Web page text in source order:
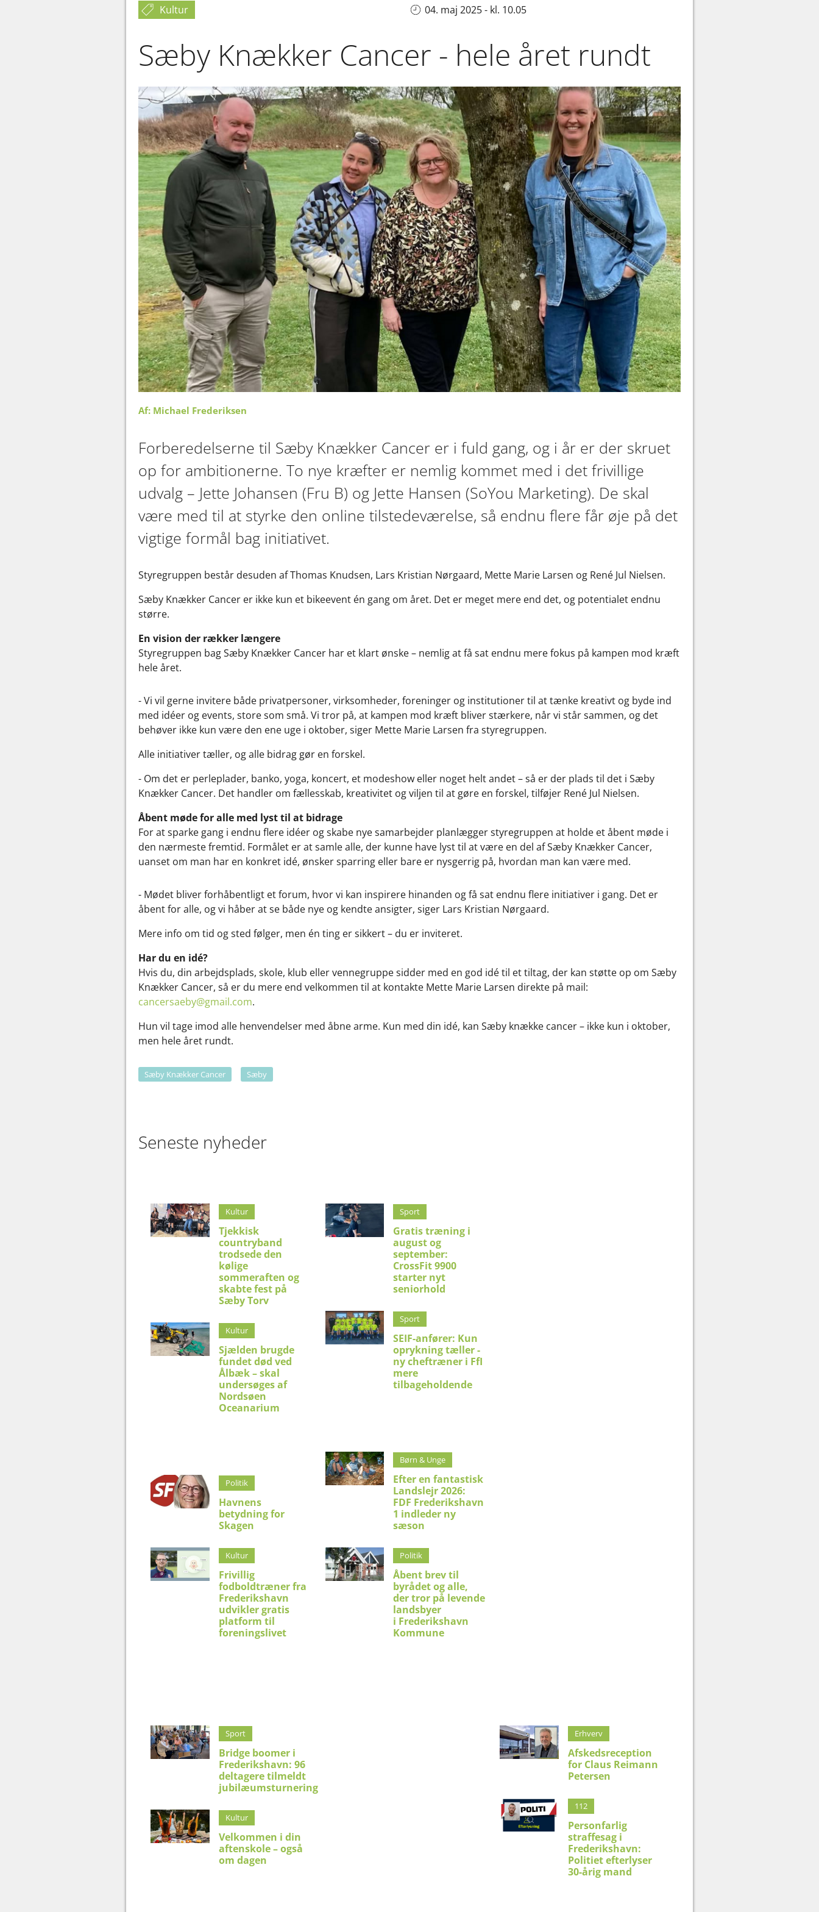
Kultur 04. maj 2025 - kl. 10.05
Sæby Knækker Cancer - hele året rundt
Af: Michael Frederiksen
Forberedelserne til Sæby Knækker Cancer er i fuld gang, og i år er der skruet
op for ambitionerne. To nye kræfter er nemlig kommet med i det frivillige
udvalg – Jette Johansen (Fru B) og Jette Hansen (SoYou Marketing). De skal
være med til at styrke den online tilstedeværelse, så endnu flere får øje på det
vigtige formål bag initiativet.
Styregruppen består desuden af Thomas Knudsen, Lars Kristian Nørgaard, Mette Marie Larsen og René Jul Nielsen.
Sæby Knækker Cancer er ikke kun et bikeevent én gang om året. Det er meget mere end det, og potentialet endnu
større.
En vision der rækker længere
Styregruppen bag Sæby Knækker Cancer har et klart ønske – nemlig at få sat endnu mere fokus på kampen mod kræft
hele året.
- Vi vil gerne invitere både privatpersoner, virksomheder, foreninger og institutioner til at tænke kreativt og byde ind
med idéer og events, store som små. Vi tror på, at kampen mod kræft bliver stærkere, når vi står sammen, og det
behøver ikke kun være den ene uge i oktober, siger Mette Marie Larsen fra styregruppen.
Alle initiativer tæller, og alle bidrag gør en forskel.
- Om det er perleplader, banko, yoga, koncert, et modeshow eller noget helt andet – så er der plads til det i Sæby
Knækker Cancer. Det handler om fællesskab, kreativitet og viljen til at gøre en forskel, tilføjer René Jul Nielsen.
Åbent møde for alle med lyst til at bidrage
For at sparke gang i endnu flere idéer og skabe nye samarbejder planlægger styregruppen at holde et åbent møde i
den nærmeste fremtid. Formålet er at samle alle, der kunne have lyst til at være en del af Sæby Knækker Cancer,
uanset om man har en konkret idé, ønsker sparring eller bare er nysgerrig på, hvordan man kan være med.
- Mødet bliver forhåbentligt et forum, hvor vi kan inspirere hinanden og få sat endnu flere initiativer i gang. Det er
åbent for alle, og vi håber at se både nye og kendte ansigter, siger Lars Kristian Nørgaard.
Mere info om tid og sted følger, men én ting er sikkert – du er inviteret.
Har du en idé?
Hvis du, din arbejdsplads, skole, klub eller vennegruppe sidder med en god idé til et tiltag, der kan støtte op om Sæby
Knækker Cancer, så er du mere end velkommen til at kontakte Mette Marie Larsen direkte på mail:
cancersaeby@gmail.com.
Hun vil tage imod alle henvendelser med åbne arme. Kun med din idé, kan Sæby knække cancer – ikke kun i oktober,
men hele året rundt.
Sæby Knækker Cancer Sæby
Seneste nyheder
Kultur
Tjekkisk
countryband
trodsede den
kølige
sommeraften og
skabte fest på
Sæby Torv
Kultur
Sjælden brugde
fundet død ved
Ålbæk – skal
undersøges af
Nordsøen
Oceanarium
Politik
Havnens
betydning for
Skagen
Kultur
Frivillig
fodboldtræner fra
Frederikshavn
udvikler gratis
platform til
foreningslivet
Sport
Gratis træning i
august og
september:
CrossFit 9900
starter nyt
seniorhold
Sport
SEIF-anfører: Kun
oprykning tæller -
ny cheftræner i FfI
mere
tilbageholdende
Børn & Unge
Efter en fantastisk
Landslejr 2026:
FDF Frederikshavn
1 indleder ny
sæson
Politik
Åbent brev til
byrådet og alle,
der tror på levende
landsbyer
i Frederikshavn
Kommune
Sport
Bridge boomer i
Frederikshavn: 96
deltagere tilmeldt
jubilæumsturnering
Kultur
Velkommen i din
aftenskole – også
om dagen
Erhverv
Afskedsreception
for Claus Reimann
Petersen
112
Personfarlig
straffesag i
Frederikshavn:
Politiet efterlyser
30-årig mand